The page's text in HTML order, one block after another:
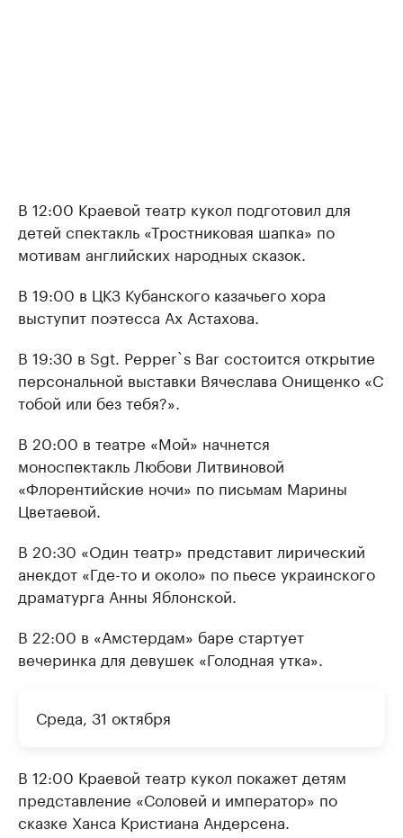
В 12:00 Краевой театр кукол подготовил для
детей спектакль «Тростниковая шапка» по
мотивам английских народных сказок.
В 19:00 в ЦКЗ Кубанского казачьего хора
выступит поэтесса Ах Астахова.
В 19:30 в Sgt. Pepper`s Bar состоится открытие
персональной выставки Вячеслава Онищенко «С
тобой или без тебя?».
В 20:00 в театре «Мой» начнется
моноспектакль Любови Литвиновой
«Флорентийские ночи» по письмам Марины
Цветаевой.
В 20:30 «Один театр» представит лирический
анекдот «Где-то и около» по пьесе украинского
драматурга Анны Яблонской.
В 22:00 в «Амстердам» баре стартует
вечеринка для девушек «Голодная утка».
Среда, 31 октября
В 12:00 Краевой театр кукол покажет детям
представление «Соловей и император» по
сказке Ханса Кристиана Андерсена.